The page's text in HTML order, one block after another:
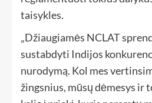
taisykles.
„Džiaugiamės NCLAT
sustabdyti Indijos
nurodymą. Kol mes
žingsnius, mūsų dėmesys ir